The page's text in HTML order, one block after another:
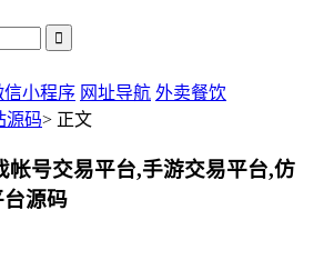
信小程序 网址导航 外卖餐饮
源码> 正文
帐号交易平台,手游交易平台,仿
源码